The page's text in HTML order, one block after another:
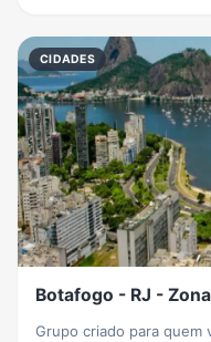
CIDADES
Botafogo - RJ -
Grupo criado para quem